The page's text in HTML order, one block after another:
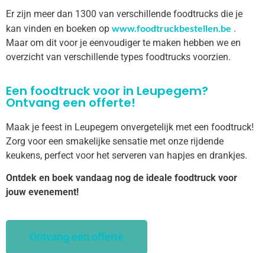
Er zijn meer dan 1300 van verschillende foodtrucks die je
kan vinden en boeken op www.foodtruckbestellen.be .
Maar om dit voor je eenvoudiger te maken hebben we en
overzicht van verschillende types foodtrucks voorzien.
Een foodtruck voor in Leupegem?
Ontvang een offerte!
Maak je feest in Leupegem onvergetelijk met een foodtruck!
Zorg voor een smakelijke sensatie met onze rijdende
keukens, perfect voor het serveren van hapjes en drankjes.
Ontdek en boek vandaag nog de ideale foodtruck voor
jouw evenement!
Ontvang een offerte